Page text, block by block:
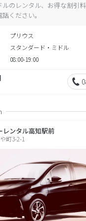
のレンタル、お得な割引
ください。
プリウス
スタンダード・ミドル
08:00-19:00
レンタル高知駅前
町3-2-1